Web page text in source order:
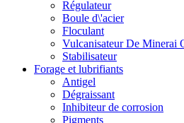
Régulateur
Boule d\'acier
Floculant
Vulcanisateur De Minerai
Stabilisateur
Forage et lubrifiants
Antigel
Dégraissant
Inhibiteur de corrosion
Pigments